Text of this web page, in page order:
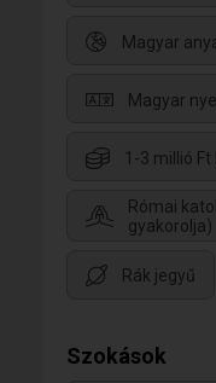
Magyar
Magyar
1-3 millió
Római
gyakorolja)
Rák jegyű
Szokások